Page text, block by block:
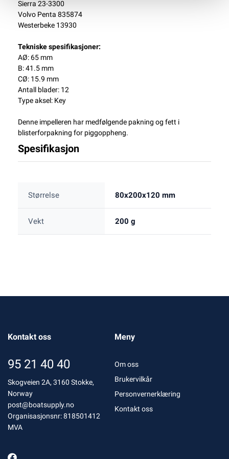
Sierra 23-3300
Volvo Penta 835874
Westerbeke 13930
Tekniske spesifikasjoner:
AØ: 65 mm
B: 41.5 mm
CØ: 15.9 mm
Antall blader: 12
Type aksel: Key
Denne impelleren har medfølgende pakning og fett i
blisterforpakning for piggoppheng.
Spesifikasjon
Størrelse 80x200x120 mm
Vekt 200 g
Kontakt oss
95 21 40 40
Skogveien 2A, 3160 Stokke,
Norway
post@boatsupply.no
Organisasjonsnr: 818501412
MVA
Meny
Om oss
Brukervilkår
Personvernerklæring
Kontakt oss